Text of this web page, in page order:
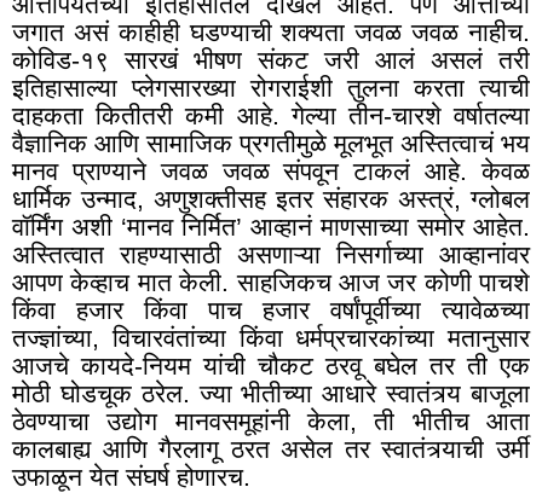
जगात असं काहीही घडण्याची शक्यता जवळ जवळ नाहीच.
कोविड-१९ सारखं भीषण संकट जरी आलं असलं तरी
इतिहासाल्या प्लेगसारख्या रोगराईशी तुलना करता त्याची
दाहकता कितीतरी कमी आहे. गेल्या तीन-चारशे वर्षातल्या
वैज्ञानिक आणि सामाजिक प्रगतीमुळे मूलभूत अस्तित्वाचं भय
मानव प्राण्याने जवळ जवळ संपवून टाकलं आहे. केवळ
धार्मिक उन्माद, अणुशक्तीसह इतर संहारक अस्त्रं, ग्लोबल
वॉर्मिंग अशी ‘मानव निर्मित’ आव्हानं माणसाच्या समोर आहेत.
अस्तित्वात राहण्यासाठी असणाऱ्या निसर्गाच्या आव्हानांवर
आपण केव्हाच मात केली. साहजिकच आज जर कोणी पाचशे
किंवा हजार किंवा पाच हजार वर्षांपूर्वीच्या त्यावेळच्या
तज्ज्ञांच्या, विचारवंतांच्या किंवा धर्मप्रचारकांच्या मतानुसार
आजचे कायदे-नियम यांची चौकट ठरवू बघेल तर ती एक
मोठी घोडचूक ठरेल. ज्या भीतीच्या आधारे स्वातंत्र्य बाजूला
ठेवण्याचा उद्योग मानवसमूहांनी केला, ती भीतीच आता
कालबाह्य आणि गैरलागू ठरत असेल तर स्वातंत्र्याची उर्मी
उफाळून येत संघर्ष होणारच.